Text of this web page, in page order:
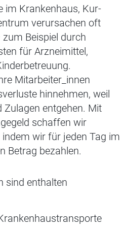
im Krankenhaus, Kur-
verursachen oft
Beispiel durch
für Arzneimittel,
Mitarbeiter_innen
hinnehmen, weil
Zulagen entgehen. Mit
schaffen wir
wir für jeden Tag im
Betrag bezahlen.
sind enthalten